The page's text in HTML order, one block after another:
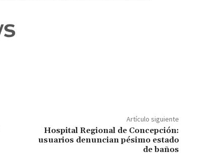
Artículo siguiente
Hospital Regional de Concepción:
usuarios denuncian pésimo estado
de baños